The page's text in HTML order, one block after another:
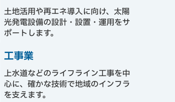
土地活用や再エネ導入に向け、太陽
光発電設備の設計・設置・運用をサ
ポートします。
工事業
上水道などのライフライン工事を中
心に、確かな技術で地域のインフラ
を支えます。